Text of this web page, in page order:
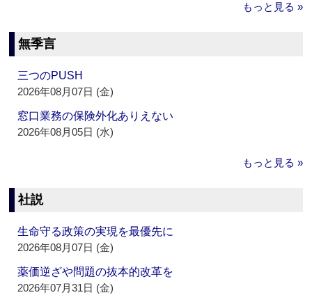
もっと見る »
無季言
三つのPUSH
2026年08月07日 (金)
窓口業務の保険外化ありえない
2026年08月05日 (水)
もっと見る »
社説
生命守る政策の実現を最優先に
2026年08月07日 (金)
薬価逆ざや問題の抜本的改革を
2026年07月31日 (金)